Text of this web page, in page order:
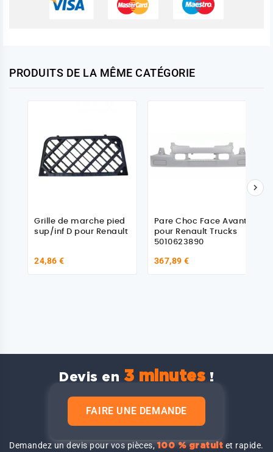
PRODUITS DE LA MÊME CATÉGORIE
Grille de marche pied
sup/inf D pour Renault
24,86 €
Pare Choc Face Avant
pour Renault Trucks
5010623890
367,89 €

Devis en 3 minutes !
FAIRE UNE DEMANDE
Demandez un devis pour vos pièces,100 % gratuit et rapide.